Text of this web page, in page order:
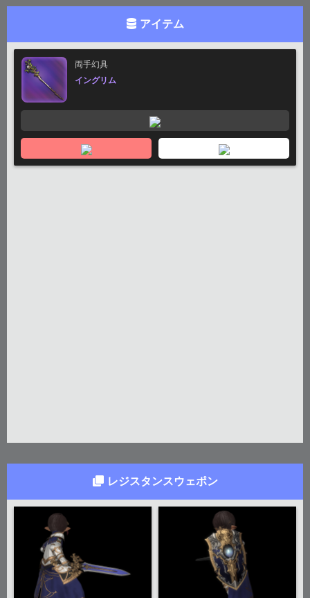
アイテム
両手幻具
イングリム
レジスタンスウェポン